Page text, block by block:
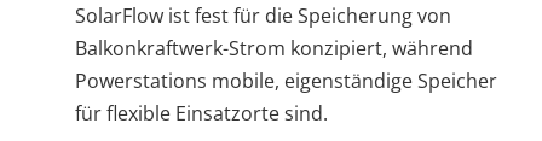
SolarFlow ist fest für die Speicherung von
Balkonkraftwerk-Strom konzipiert, während
Powerstations mobile, eigenständige Speicher
für flexible Einsatzorte sind.